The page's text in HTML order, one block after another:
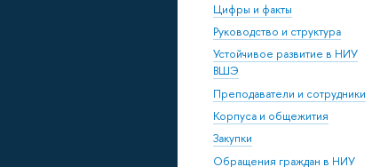
Цифры и факты
Руководство и структура
Устойчивое развитие в НИУ
ВШЭ
Преподаватели и сотрудники
Корпуса и общежития
Закупки
Обращения граждан в НИУ